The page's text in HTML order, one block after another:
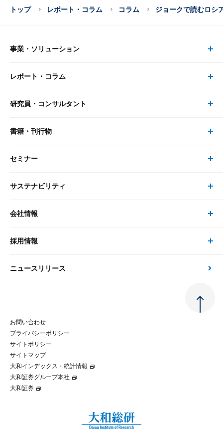
トップ レポート・コラム コラム ジョークで読むロシ
事業・ソリューション
事業・ソリューション トップ
リサーチ
大和総研の強み
先端テクノロジーに基づく新たな価値の創出
レポート・コラム
レポート・コラム トップ
最新のレポート・コラム
政策分析
金融経済教育等
コラム
大和インデックス・統計情報
研究員・コンサルタント
研究員・コンサルタント トップ
研究員
書籍・刊行物
書籍・刊行物 トップ
書籍
セミナー
セミナー トップ
現在受付中のセミナー・イベント
サステナビリティ
サステナビリティの取り組み
次世代社会への貢献
マルチステークホルダー方針
パートナーシップ構築宣言
会社情報
会社情報 トップ
会社概要・役員一覧
大和総研の歩み
グループ会社
採用情報
採用情報 トップ
経験者採用
ニュースリリース
お問い合わせ
プライバシーポリシー
サイトポリシー
サイトマップ
大和インデックス・統計情報
大和証券グループ本社
大和証券